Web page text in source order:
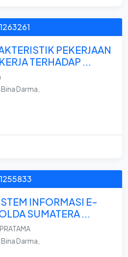
PEKERJAAN
TERHADAP ...
Darma,
INFORMASI E-
SUMATERA ...
Darma,